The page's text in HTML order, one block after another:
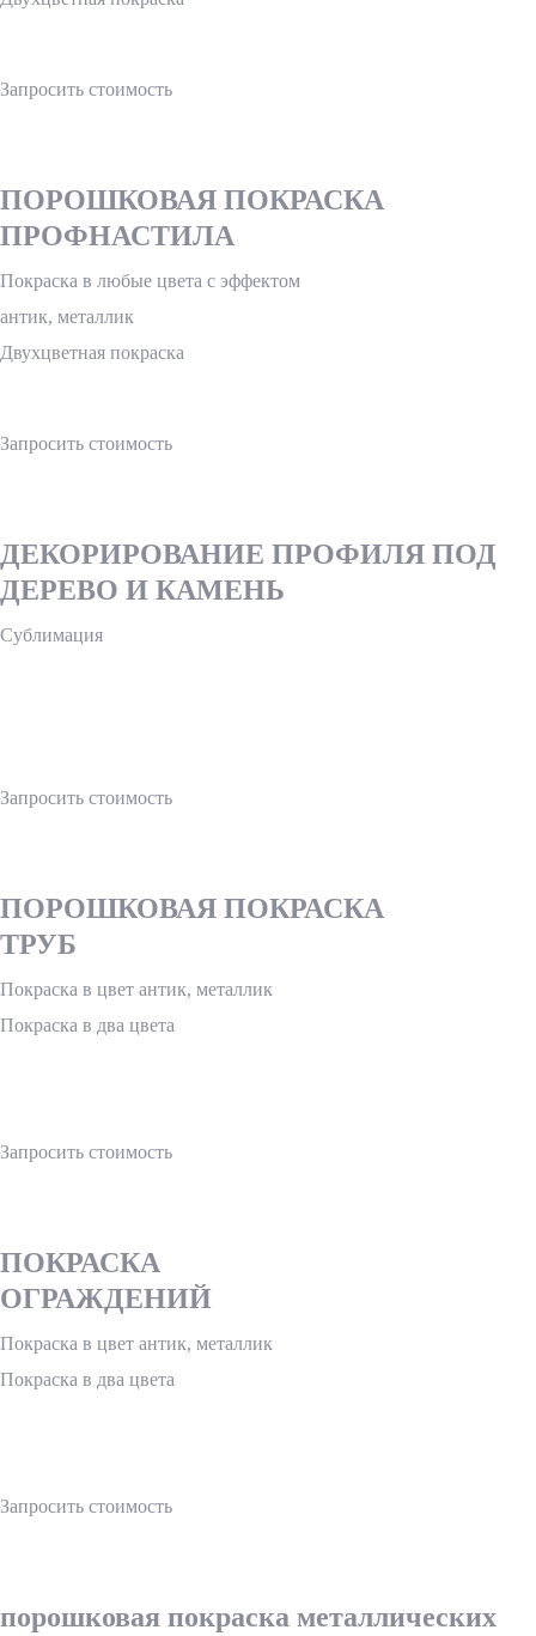
Запросить стоимость
ПОРОШКОВАЯ ПОКРАСКА
ПРОФНАСТИЛА
Покраска в любые цвета с эффектом
антик, металлик
Двухцветная покраска
Запросить стоимость
ДЕКОРИРОВАНИЕ ПРОФИЛЯ ПОД
ДЕРЕВО И КАМЕНЬ
Сублимация
Запросить стоимость
ПОРОШКОВАЯ ПОКРАСКА
ТРУБ
Покраска в цвет антик, металлик
Покраска в два цвета
Запросить стоимость
ПОКРАСКА
ОГРАЖДЕНИЙ
Покраска в цвет антик, металлик
Покраска в два цвета
Запросить стоимость
порошковая покраска металлических